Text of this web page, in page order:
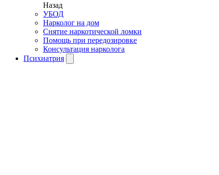
Назад
УБОД
Нарколог на дом
Снятие наркотической ломки
Помощь при передозировке
Консультация нарколога
Психиатрия